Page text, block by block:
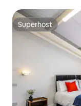
Superhost
Superhost